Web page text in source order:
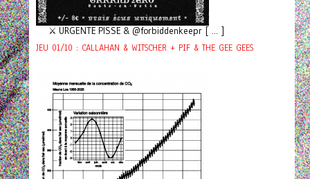
⚔️ URGENTE PISSE & @forbiddenkeepr [ ... ]
JEU 01/10 : CALLAHAN & WITSCHER + PIF & THE GEE GEES